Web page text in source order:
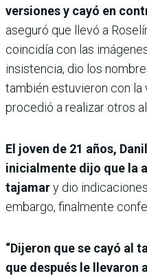
versiones y cayó en
aseguró que llevó a
coincidía con las
insistencia, dio los
también estuvieron con la
procedió a realizar otros
El joven de 21 años,
inicialmente dijo que la
tajamary dio
embargo, finalmente
“Dijeron que se cayó al
que después le llevaron